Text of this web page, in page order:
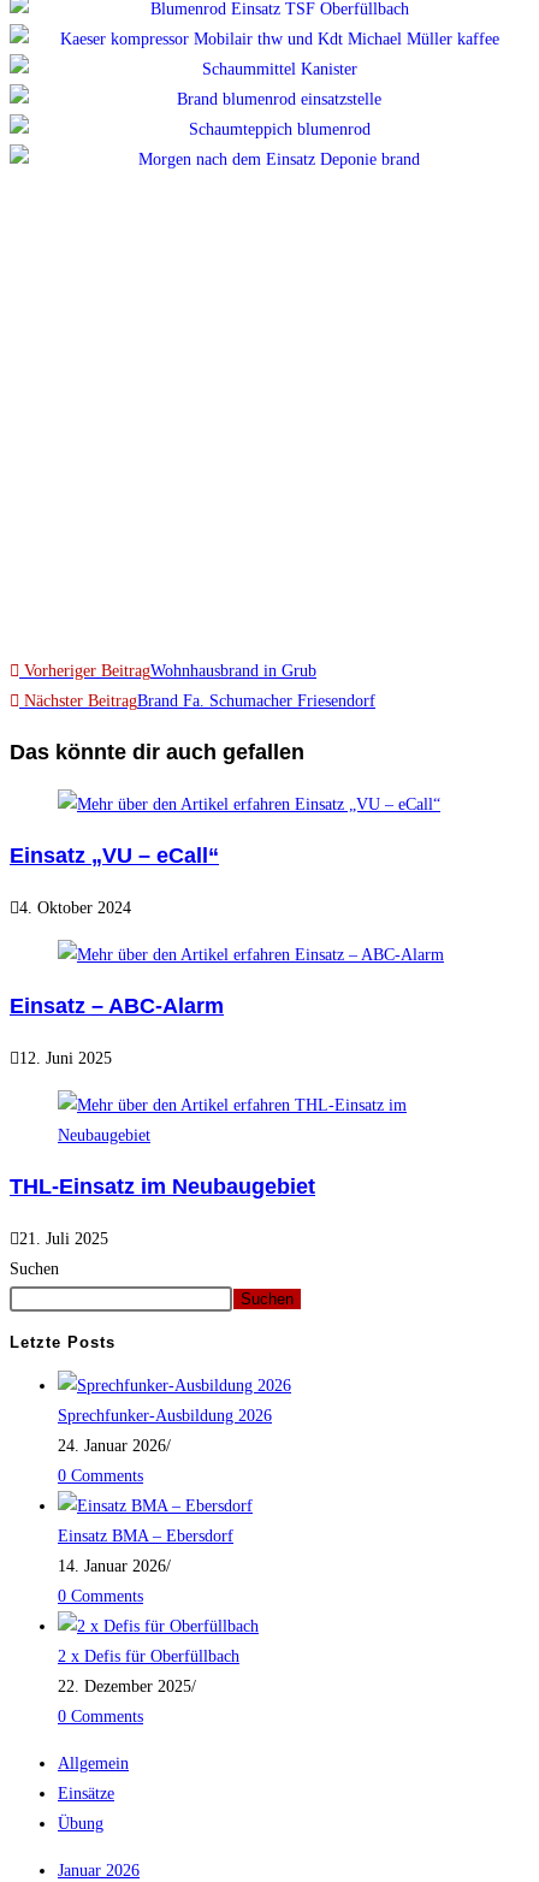
Vorheriger BeitragWohnhausbrand in Grub
Nächster BeitragBrand Fa. Schumacher Friesendorf
Das könnte dir auch gefallen
Einsatz „VU – eCall“
4. Oktober 2024
Einsatz – ABC-Alarm
12. Juni 2025
THL-Einsatz im Neubaugebiet
21. Juli 2025
Suchen
Suchen
Letzte Posts
Sprechfunker-Ausbildung 2026
24. Januar 2026/
0 Comments
Einsatz BMA – Ebersdorf
14. Januar 2026/
0 Comments
2 x Defis für Oberfüllbach
22. Dezember 2025/
0 Comments
Allgemein
Einsätze
Übung
Januar 2026